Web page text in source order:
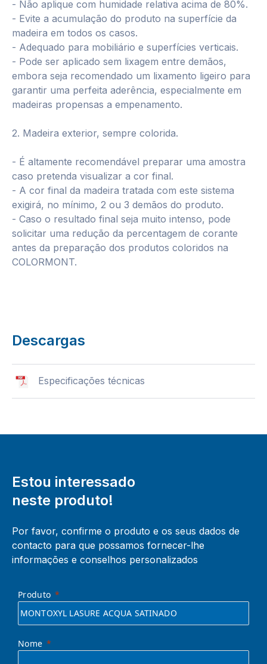
- Não aplique com humidade relativa acima de 80%.
- Evite a acumulação do produto na superfície da
madeira em todos os casos.
- Adequado para mobiliário e superfícies verticais.
- Pode ser aplicado sem lixagem entre demãos,
embora seja recomendado um lixamento ligeiro para
garantir uma perfeita aderência, especialmente em
madeiras propensas a empenamento.
2. Madeira exterior, sempre colorida.
- É altamente recomendável preparar uma amostra
caso pretenda visualizar a cor final.
- A cor final da madeira tratada com este sistema
exigirá, no mínimo, 2 ou 3 demãos do produto.
- Caso o resultado final seja muito intenso, pode
solicitar uma redução da percentagem de corante
antes da preparação dos produtos coloridos na
COLORMONT.
Descargas
Especificações técnicas
Estou interessado
neste produto!
Por favor, confirme o produto e os seus dados de
contacto para que possamos fornecer-lhe
informações e conselhos personalizados
Produto
Nome